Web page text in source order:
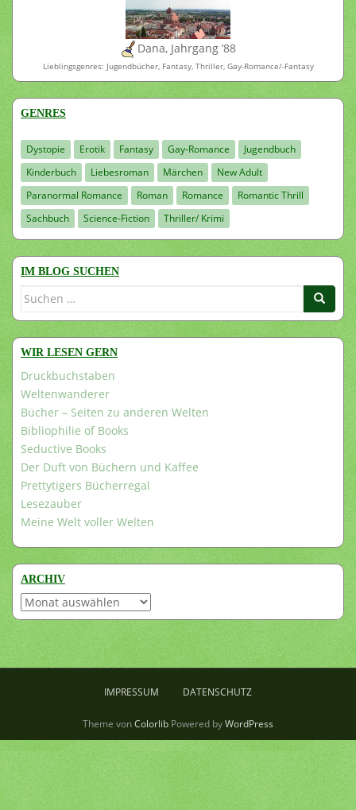
Dana, Jahrgang ’88
Lieblingsgenres: Jugendbücher, Fantasy, Thriller, Gay-Romance/-Fantasy
GENRES
Dystopie Erotik Fantasy Gay-Romance
Jugendbuch
Kinderbuch
Liebesroman Märchen
New Adult
Paranormal Romance
Roman Romance
Romantic Thrill
Sachbuch
Science-Fiction Thriller/ Krimi
IM BLOG SUCHEN
Suchen
WIR LESEN GERN
Druckbuchstaben
Weltenwanderer
Bücher – Seiten zu anderen Welten
Bibliophilie of Books
Seductive Books
Der Duft von Büchern und Kaffee
Prettytigers Bücherregal
Lesezauber
Meine Welt voller Welten
ARCHIV
Archiv
IMPRESSUM DATENSCHUTZ
Theme vonColorlib Powered byWordPress